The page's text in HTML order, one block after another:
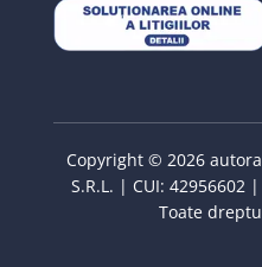
Copyright © 2026
S.R.L. | CUI: 42956602
Toate